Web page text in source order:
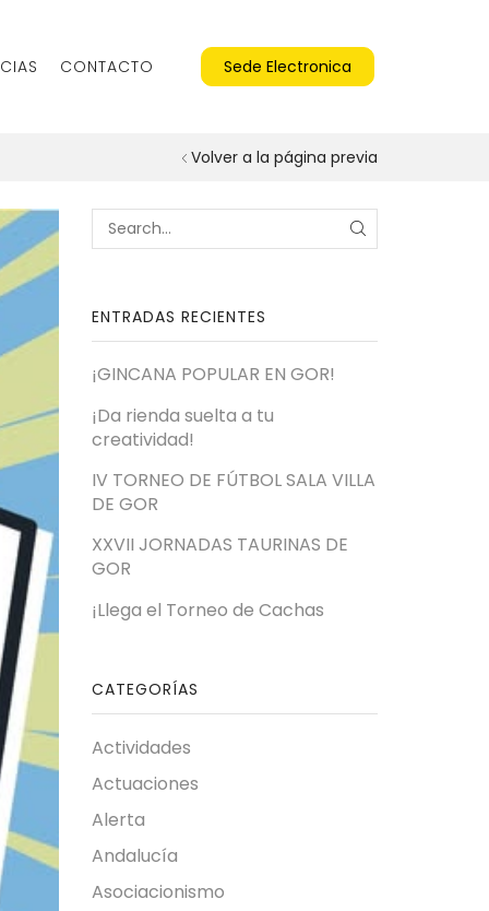
CONTACTO Sede Electronica
Volver a la página previa
SEARCH
ENTRADAS RECIENTES
¡GINCANA POPULAR EN GOR!
¡Da rienda suelta a tu
creatividad!
IV TORNEO DE FÚTBOL SALA VILLA
DE GOR
XXVII JORNADAS TAURINAS DE
GOR
¡Llega el Torneo de Cachas
CATEGORÍAS
Actividades
Actuaciones
Alerta
Andalucía
Asociacionismo